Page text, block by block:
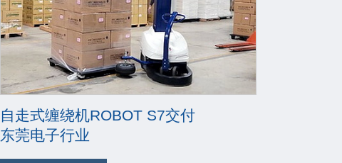
自走式缠绕机ROBOT S7交付
东莞电子行业